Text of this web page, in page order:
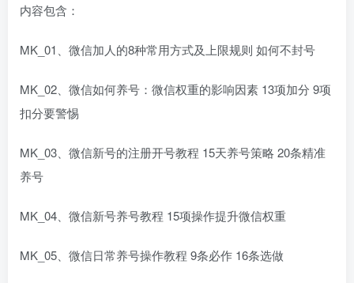
内容包含：
MK_01、微信加人的8种常用方式及上限规则 如何不封号
MK_02、微信如何养号：微信权重的影响因素 13项加分 9项
扣分要警惕
MK_03、微信新号的注册开号教程 15天养号策略 20条精准
养号
MK_04、微信新号养号教程 15项操作提升微信权重
MK_05、微信日常养号操作教程 9条必作 16条选做